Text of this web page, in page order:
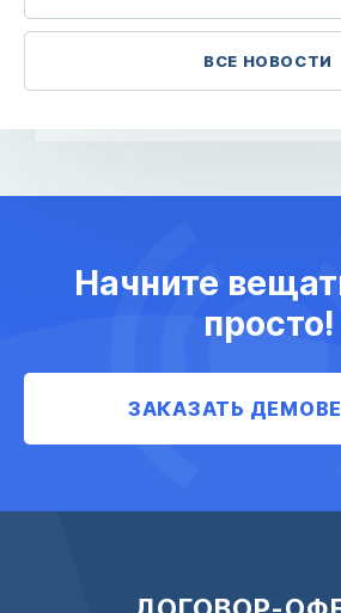
ВСЕ НОВОСТИ
Начните
просто!
ЗАКАЗАТЬ